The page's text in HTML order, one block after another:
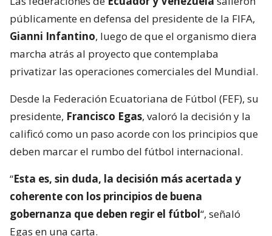
públicamente en defensa del presidente de la FIFA,
Gianni Infantino, luego de que el organismo diera
marcha atrás al proyecto que contemplaba
privatizar las operaciones comerciales del Mundial.
Desde la Federación Ecuatoriana de Fútbol (FEF), su
presidente, Francisco Egas, valoró la decisión y la
calificó como un paso acorde con los principios que
deben marcar el rumbo del fútbol internacional.
“Esta es, sin duda, la decisión más acertada y
coherente con los principios de buena
gobernanza que deben regir el fútbol“, señaló
Egas en una carta.